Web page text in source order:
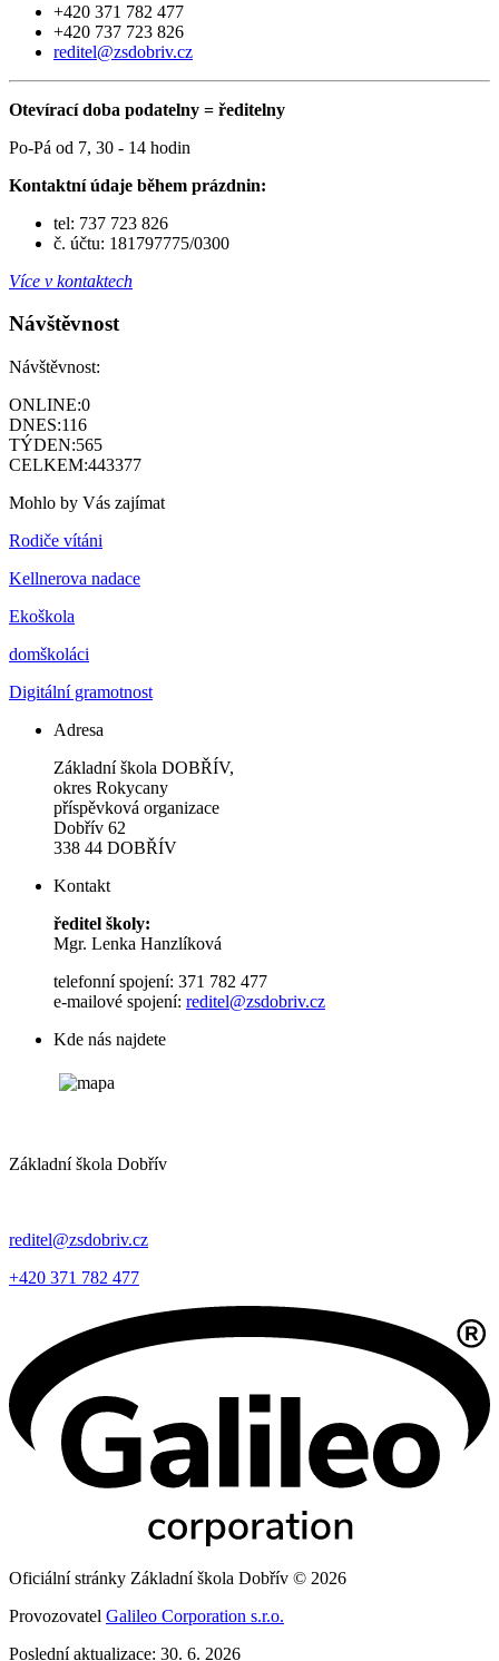
+420 371 782 477
+420 737 723 826
reditel@zsdobriv.cz
Otevírací doba podatelny = ředitelny
Po-Pá od 7, 30 - 14 hodin
Kontaktní údaje během prázdnin:
tel: 737 723 826
č. účtu: 181797775/0300
Více v kontaktech
Návštěvnost
Návštěvnost:
ONLINE:0
DNES:116
TÝDEN:565
CELKEM:443377
Mohlo by Vás zajímat
Rodiče vítáni
Kellnerova nadace
Ekoškola
domškoláci
Digitální gramotnost
Adresa
Základní škola DOBŘÍV,
okres Rokycany
příspěvková organizace
Dobřív 62
338 44 DOBŘÍV
Kontakt
ředitel školy:
Mgr. Lenka Hanzlíková
telefonní spojení: 371 782 477
e-mailové spojení: reditel@zsdobriv.cz
Kde nás najdete
Základní škola Dobřív
reditel@zsdobriv.cz
+420 371 782 477
Oficiální stránky Základní škola Dobřív © 2026
Provozovatel Galileo Corporation s.r.o.
Poslední aktualizace: 30. 6. 2026